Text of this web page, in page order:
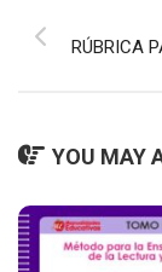
RÚBRICA
YOU MAY